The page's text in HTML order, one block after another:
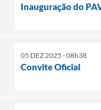
Inauguração do
05 DEZ 2025 - 08h38
Convite Oficial